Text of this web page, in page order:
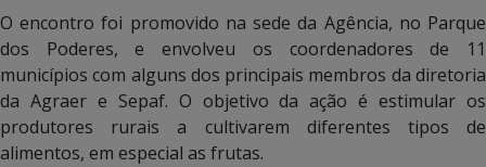
O encontro foi promovido na sede da Agência, no Parque
dos Poderes, e envolveu os coordenadores de 11
municípios com alguns dos principais membros da diretoria
da Agraer e Sepaf. O objetivo da ação é estimular os
produtores rurais a cultivarem diferentes tipos de
alimentos, em especial as frutas.